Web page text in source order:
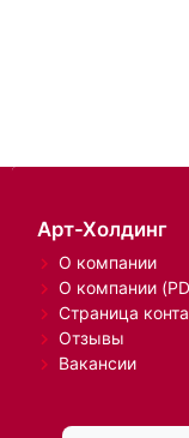
Арт-Холдинг
О компании
О компании
Страница
Отзывы
Вакансии